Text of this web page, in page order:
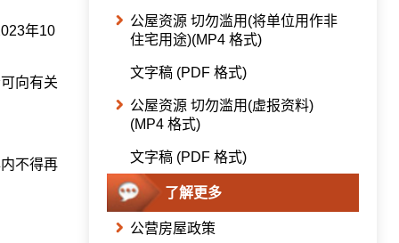
年10
向有关
不得再
公屋资源 切勿滥用(将单位用作非
住宅用途)(MP4 格式)
文字稿 (PDF 格式)
公屋资源 切勿滥用(虚报资料)
(MP4 格式)
文字稿 (PDF 格式)
了解更多
公营房屋政策